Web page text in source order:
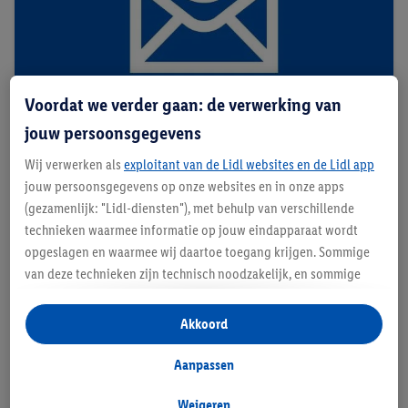
Nieuwsbrief
Op de hoogte van de laatste acties
Schrijf u in
Voordat we verder gaan: de verwerking van
jouw persoonsgegevens
Wij verwerken als exploitant van de Lidl websites en de Lidl app
jouw persoonsgegevens op onze websites en in onze apps
(gezamenlijk: "Lidl-diensten"), met behulp van verschillende
technieken waarmee informatie op jouw eindapparaat wordt
opgeslagen en waarmee wij daartoe toegang krijgen. Sommige
van deze technieken zijn technisch noodzakelijk, en sommige
opslaan van voorkeursinstellingen, het verzamelen en
analyseren van statistieken of voor het tonen van
gepersonaliseerde reclame binnen en buiten de Lidl-diensten.
Aanpassen
Akkoord